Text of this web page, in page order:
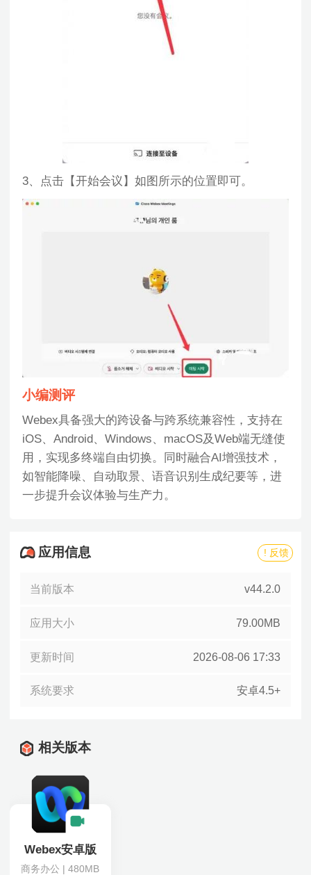
3、点击【开始会议】如图所示的位置即可。
小编测评
Webex具备强大的跨设备与跨系统兼容性，支持在
iOS、Android、Windows、macOS及Web端无缝使
用，实现多终端自由切换。同时融合AI增强技术，
如智能降噪、自动取景、语音识别生成纪要等，进
一步提升会议体验与生产力。
应用信息 ! 反馈
当前版本 v44.2.0
应用大小 79.00MB
更新时间 2026-08-06 17:33
系统要求 安卓4.5+
相关版本
Webex安卓版
商务办公 | 480MB